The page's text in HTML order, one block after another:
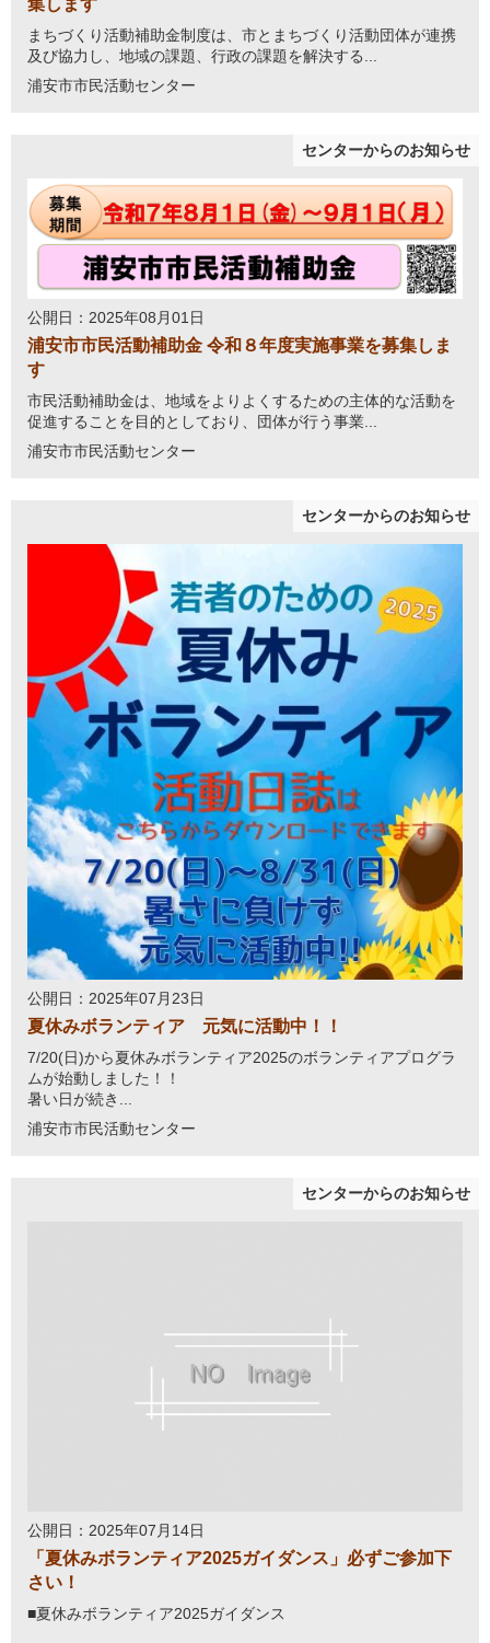
集します
まちづくり活動補助金制度は、市とまちづくり活動団体が連携
及び協力し、地域の課題、行政の課題を解決する...
浦安市市民活動センター
センターからのお知らせ
公開日：2025年08月01日
浦安市市民活動補助金 令和８年度実施事業を募集しま
す
市民活動補助金は、地域をよりよくするための主体的な活動を
促進することを目的としており、団体が行う事業...
浦安市市民活動センター
センターからのお知らせ
公開日：2025年07月23日
夏休みボランティア 元気に活動中！！
7/20(日)から夏休みボランティア2025のボランティアプログラ
ムが始動しました！！
暑い日が続き...
浦安市市民活動センター
センターからのお知らせ
公開日：2025年07月14日
「夏休みボランティア2025ガイダンス」必ずご参加下
さい！
■夏休みボランティア2025ガイダンス